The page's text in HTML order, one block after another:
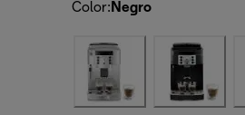
Color: Negro